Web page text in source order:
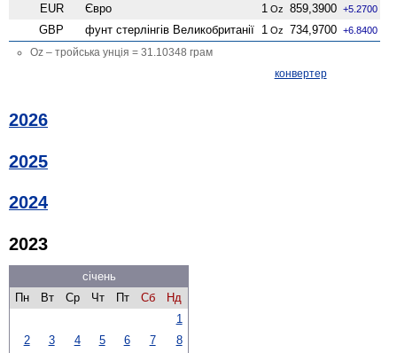
EUR Євро 1 Oz 859,3900 +5.2700
GBP фунт стерлінгів Велико­британії 1 Oz 734,9700 +6.8400
Oz – тройська унція = 31.10348 грам
конвертер
2026
2025
2024
2023
січень
Пн
Вт Ср Чт Пт Сб
Нд
1
2
3 4 5 6 7
8